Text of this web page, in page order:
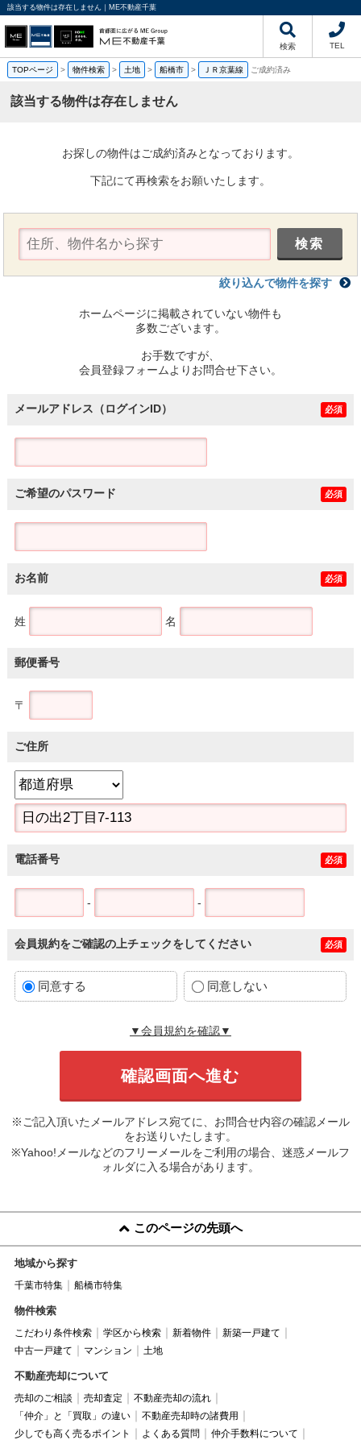
該当する物件は存在しません｜ME不動産千葉
検索 TEL
TOPページ > 物件検索 > 土地 > 船橋市 > ＪＲ京葉線 ご成約済み
該当する物件は存在しません
お探しの物件はご成約済みとなっております。
下記にて再検索をお願いたします。
絞り込んで物件を探す
ホームページに掲載されていない物件も
多数ございます。
お手数ですが、
会員登録フォームよりお問合せ下さい。
メールアドレス（ログインID） 必須
ご希望のパスワード 必須
お名前 必須
姓 名
郵便番号
〒
ご住所
電話番号 必須
- -
会員規約をご確認の上チェックをしてください 必須
同意する 同意しない
▼会員規約を確認▼
※ご記入頂いたメールアドレス宛てに、お問合せ内容の確認メール
をお送りいたします。
※Yahoo!メールなどのフリーメールをご利用の場合、迷惑メールフ
ォルダに入る場合があります。
このページの先頭へ
地域から探す
千葉市特集 船橋市特集
物件検索
こだわり条件検索 学区から検索 新着物件
新築一戸建て
中古一戸建て
マンション 土地
不動産売却について
売却のご相談 売却査定
不動産売却の流れ
「仲介」と「買取」の違い
不動産売却時の諸費用
少しでも高く売るポイント
よくある質問
仲介手数料について